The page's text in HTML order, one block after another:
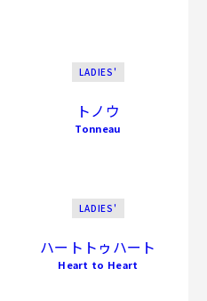
LADIES'
トノウ
Tonneau
LADIES'
ハートトゥハート
Heart to Heart